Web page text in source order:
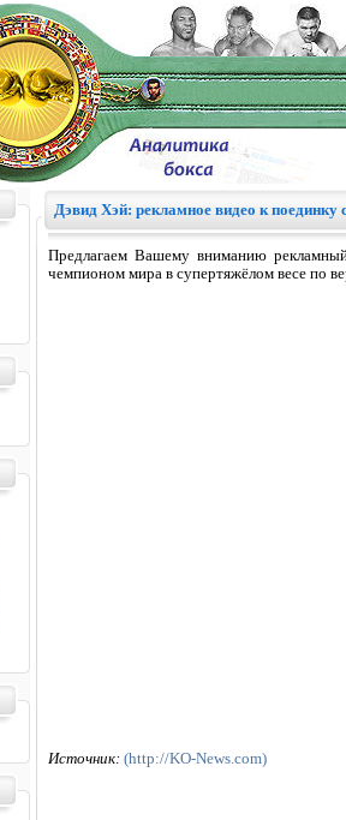
Дэвид Хэй: рекламное видео к поединку
Предлагаем Вашему вниманию
чемпионом мира в супертяжёлом весе по
Источник: (http://KO-News.com)